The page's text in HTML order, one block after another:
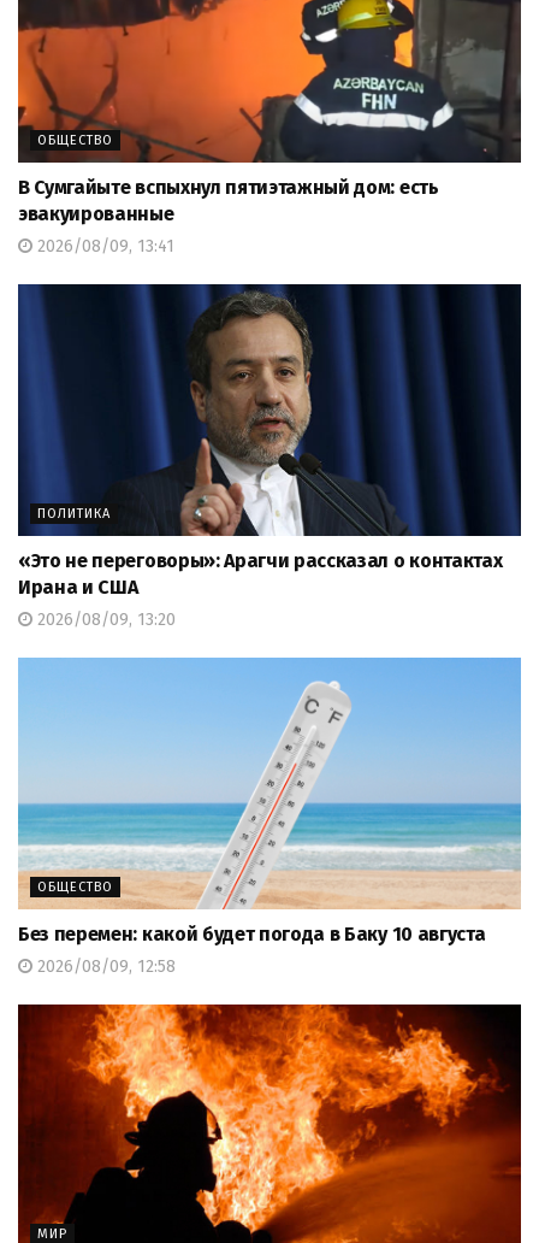
ОБЩЕСТВО
В Сумгайыте вспыхнул пятиэтажный дом: есть
эвакуированные
2026/08/09, 13:41
ПОЛИТИКА
«Это не переговоры»: Арагчи рассказал о контактах
Ирана и США
2026/08/09, 13:20
ОБЩЕСТВО
Без перемен: какой будет погода в Баку 10 августа
2026/08/09, 12:58
МИР